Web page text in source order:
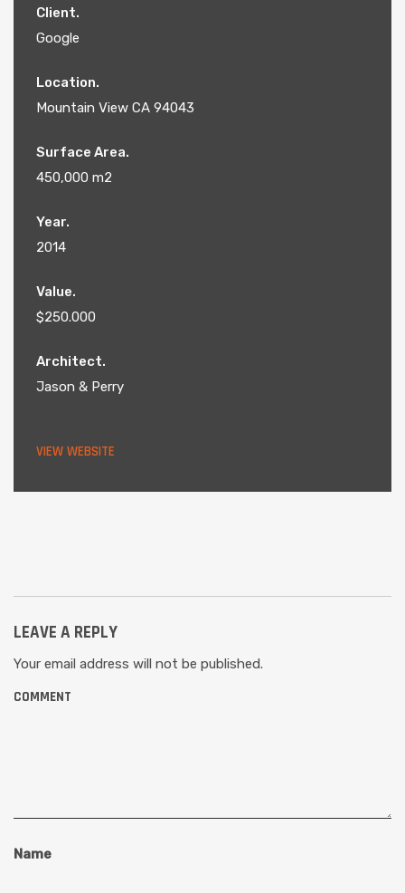
Client.
Google
Location.
Mountain View CA 94043
Surface Area.
450,000 m2
Year.
2014
Value.
$250.000
Architect.
Jason & Perry
VIEW WEBSITE
LEAVE A REPLY
Your email address will not be published.
COMMENT
Name